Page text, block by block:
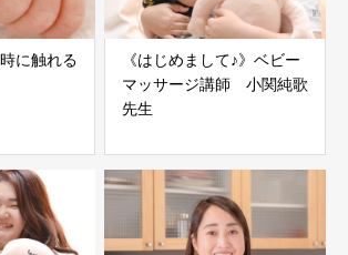
に触れる
《はじめまして♪》ベビー
マッサージ講師 小関純歌
先生